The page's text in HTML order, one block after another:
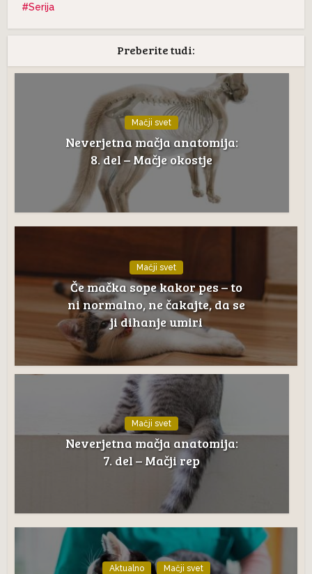
Serija
Preberite tudi:
Mačji svet
Neverjetna mačja anatomija:
8. del – Mačje okostje
Mačji svet
Če mačka sope kakor pes – to
ni normalno, ne čakajte, da se
ji dihanje umiri
Mačji svet
Neverjetna mačja anatomija:
7. del – Mačji rep
Aktualno Mačji svet